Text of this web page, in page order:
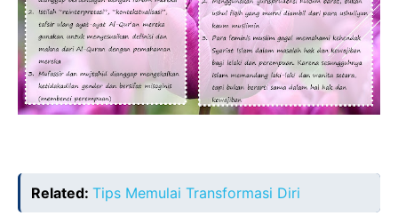
Related: Tips Memulai Transformasi Diri